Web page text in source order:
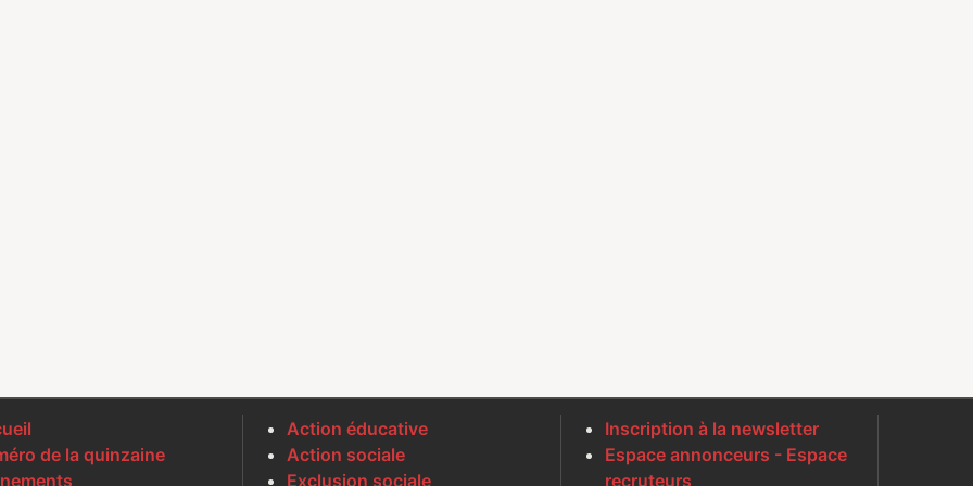
de la quinzaine
Action éducative
Action sociale
Exclusion sociale
Inscription à la newsletter
Espace annonceurs - Espace
recruteurs